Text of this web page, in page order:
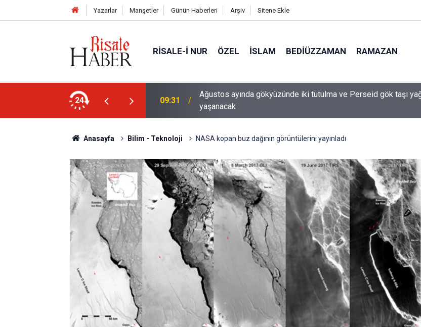
Yazarlar Manşetler Günün Haberleri Arşiv Sitene Ekle
RISALE-I NUR ÖZEL İSLAM BEDIÜZZAMAN RAMAZAN
24
karşı sözlü savunma şartı getirdiler 09:31
Ağustos ayında gökyüzünde iki tutulma ve Perseid gök taşı
yaşanacak
Anasayfa Bilim - Teknoloji NASA kopan buz dağının görüntülerini yayınladı